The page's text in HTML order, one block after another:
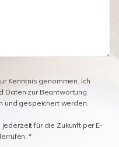
Kenntnis genommen. Ich
Daten zur Beantwortung
und gespeichert werden.
für die Zukunft per E-
*